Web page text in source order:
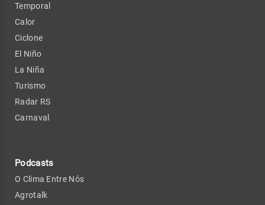
Temporal
Calor
Ciclone
El Niño
La Niña
Turismo
Radar RS
Carnaval
Podcasts
O Clima Entre Nós
Agrotalk